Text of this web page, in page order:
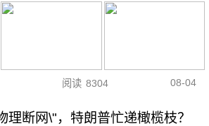
阅读 8304 08-04
理断网\"，特朗普忙递橄榄枝？